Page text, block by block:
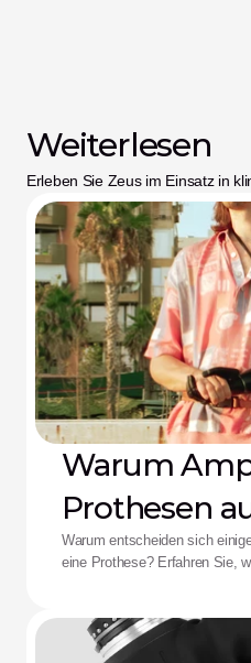
Weiterlesen
Erleben Sie Zeus im Einsatz in
Warum
Prothesen
Aether-
Warum entscheiden sich
eine Prothese? Erfahren Sie,